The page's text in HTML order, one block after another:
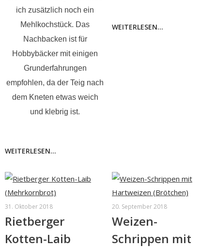
ich zusätzlich noch ein
Mehlkochstück. Das
Nachbacken ist für
Hobbybäcker mit einigen
Grunderfahrungen
empfohlen, da der Teig nach
dem Kneten etwas weich
und klebrig ist.
WEITERLESEN...
WEITERLESEN...
31. Oktober 2018
Rietberger
Kotten-Laib
20. September 2018
Weizen-
Schrippen mit